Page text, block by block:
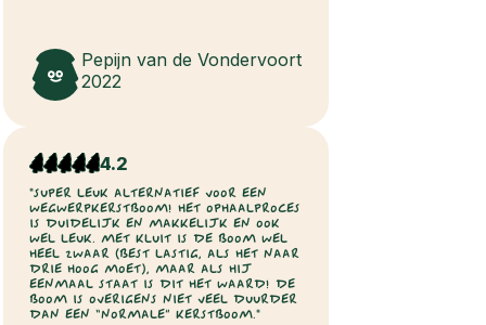
Pepijn van de Vondervoort
2022
4.2
"SUPER LEUK ALTERNATIEF VOOR EEN
WEGWERPKERSTBOOM! HET OPHAALPROCES
IS DUIDELIJK EN MAKKELIJK EN OOK
WEL LEUK. MET KLUIT IS DE BOOM WEL
HEEL ZWAAR (BEST LASTIG, ALS HET NAAR
DRIE HOOG MOET), MAAR ALS HIJ
EENMAAL STAAT IS DIT HET WAARD! DE
BOOM IS OVERIGENS NIET VEEL DUURDER
DAN EEN “NORMALE” KERSTBOOM."